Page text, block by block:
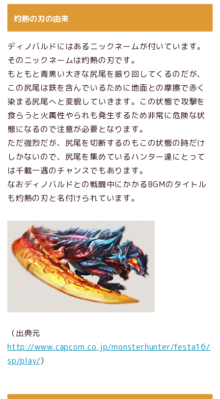
灼熱の刃の由来
ディノバルドにはあるニックネームが付いています。
そのニックネームは灼熱の刃です。
もともと青黒い大きな尻尾を振り回してくるのだが、
この尻尾は鉄を含んでいるために地面との摩擦で赤く
染まる尻尾へと変貌していきます。この状態で攻撃を
食らうと火属性やられも発生するため非常に危険な状
態になるので注意が必要となります。
ただ強烈だが、尻尾を切断するのもこの状態の時だけ
しかないので、尻尾を集めているハンター達にとって
は千載一遇のチャンスでもあります。
なおディノバルドとの戦闘中にかかるBGMのタイトル
も灼熱の刃と名付けられています。
（出典元
http://www.capcom.co.jp/monsterhunter/festa16/
sp/play/）